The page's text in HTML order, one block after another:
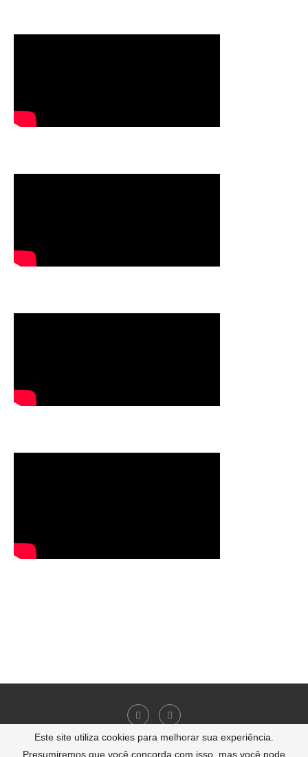
Este site utiliza cookies para melhorar sua experiência.
Presumiremos que você concorda com isso, mas você pode